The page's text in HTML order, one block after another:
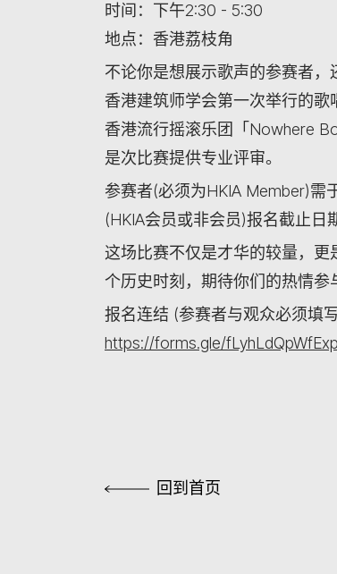
时间：下午2:30 - 5:30
地点：香港荔枝角
不论你是想展示歌声的参赛者
香港建筑师学会第一次举行的歌
香港流行摇滚乐团「Nowhere
是次比赛提供专业评审。
参赛者(必须为HKIA Member)需
(HKIA会员或非会员)报名截止日
这场比赛不仅是才华的较量，
个历史时刻，期待你们的热情参
报名连结 (参赛者与观众必须填
https://forms.gle/
回到首页